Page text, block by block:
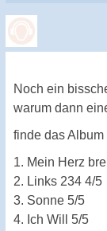
Noch ein
warum dann
finde das
1. Mein Herz
2. Links 234 4/5
3. Sonne 5/5
4. Ich Will 5/5